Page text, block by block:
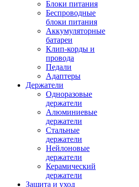
Блоки питания
Беспроводные
блоки питания
Аккумуляторные
батареи
Клип-корды и
провода
Педали
Адаптеры
Держатели
Одноразовые
держатели
Алюминиевые
держатели
Стальные
держатели
Нейлоновые
держатели
Керамический
держатели
Защита и уход